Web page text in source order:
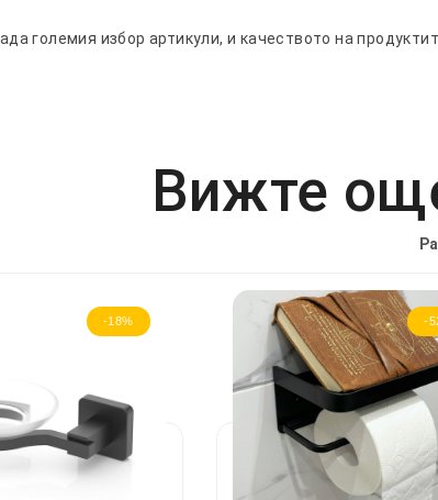
големия избор артикули, и качеството на
Вижте
-18% -